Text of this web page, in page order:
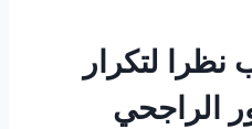
لتكرار
الراجحي